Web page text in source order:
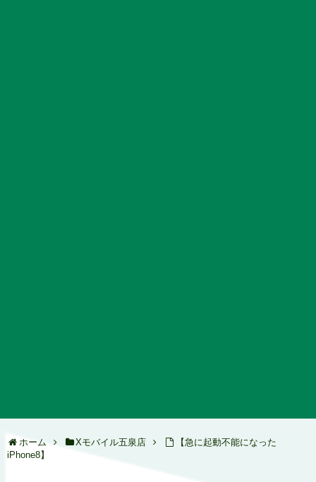
ホーム Xモバイル五泉店
【急に起動不能になった
iPhone8】